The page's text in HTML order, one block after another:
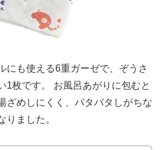
にも使える6重ガーゼで、ぞうさ
1枚です。 お風呂あがりに包むと
ざめしにくく、バタバタしがちな
りました。